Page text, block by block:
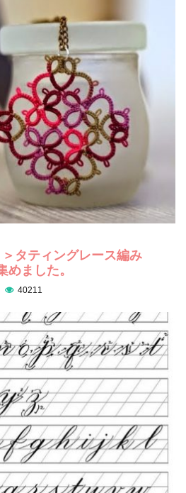
タティングレース編み
めました。
40211